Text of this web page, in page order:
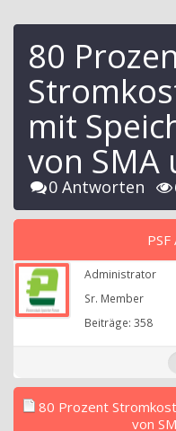
80
mit
von SMA
0 Antworten
Administrator
Sr. Member
Beiträge: 358
80 Prozent
von